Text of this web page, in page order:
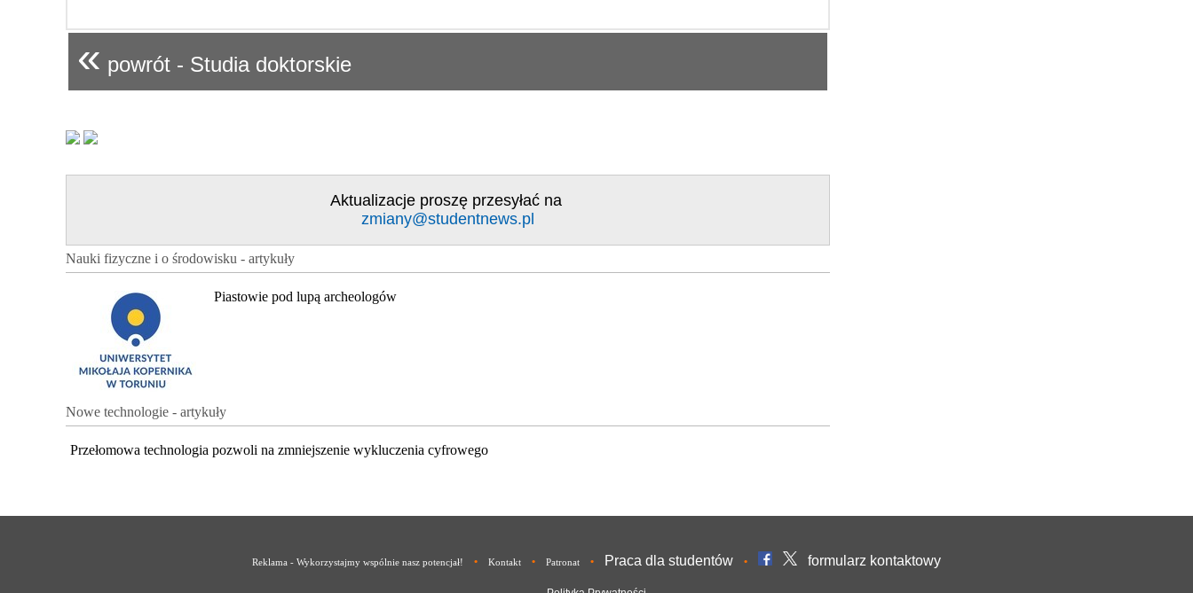
« powrót - Studia doktorskie
Aktualizacje proszę przesyłać na
zmiany@studentnews.pl
Nauki fizyczne i o środowisku - artykuły
Piastowie pod lupą archeologów
Nowe technologie - artykuły
Przełomowa technologia pozwoli na zmniejszenie wykluczenia cyfrowego
Reklama - Wykorzystajmy wspólnie nasz potencjał! • Kontakt • Patronat • Praca dla studentów • formularz kontaktowy